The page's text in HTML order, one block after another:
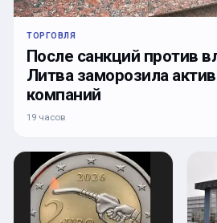
ТОРГОВЛЯ
После санкций против
Литва заморозила
компаний
19 часов